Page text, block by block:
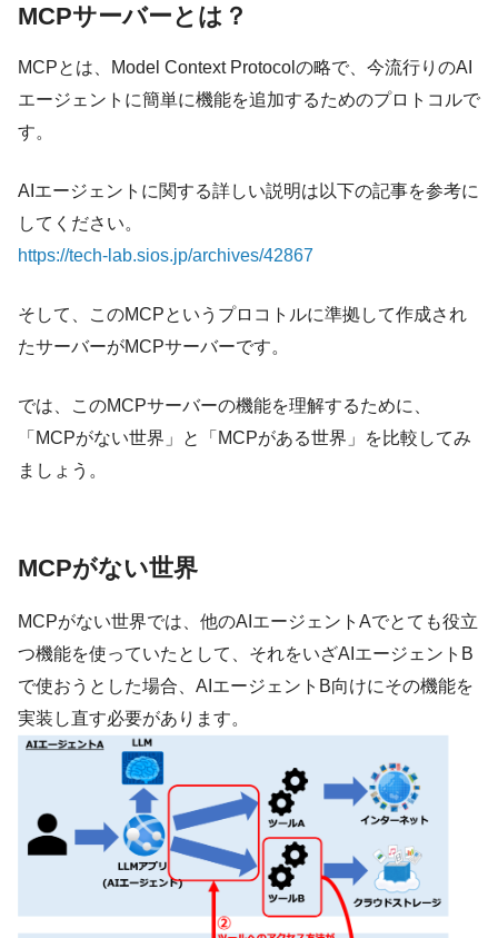
MCPサーバーとは？
MCPとは、Model Context Protocolの略で、今流行りのAI
エージェントに簡単に機能を追加するためのプロトコルで
す。
AIエージェントに関する詳しい説明は以下の記事を参考に
してください。
https://tech-lab.sios.jp/archives/42867
そして、このMCPというプロコトルに準拠して作成され
たサーバーがMCPサーバーです。
では、このMCPサーバーの機能を理解するために、
「MCPがない世界」と「MCPがある世界」を比較してみ
ましょう。
MCPがない世界
MCPがない世界では、他のAIエージェントAでとても役立
つ機能を使っていたとして、それをいざAIエージェントB
で使おうとした場合、AIエージェントB向けにその機能を
実装し直す必要があります。